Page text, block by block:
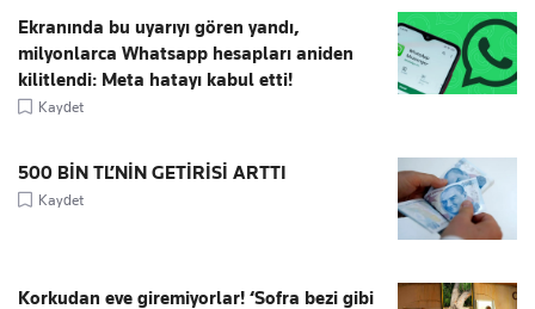
Ekranında bu uyarıyı gören yandı,
milyonlarca Whatsapp hesapları aniden
kilitlendi: Meta hatayı kabul etti!
Kaydet
500 BİN TL’NİN GETİRİSİ ARTTI
Kaydet
Korkudan eve giremiyorlar! ‘Sofra bezi gibi